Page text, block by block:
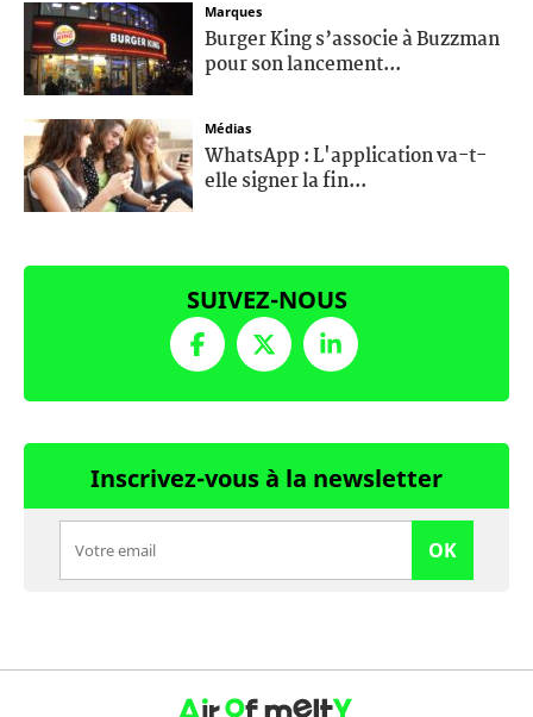
Marques
Burger King s’associe à Buzzman
pour son lancement...
Médias
WhatsApp : L'application va-t-
elle signer la fin...
SUIVEZ-NOUS
Inscrivez-vous à la newsletter
OK